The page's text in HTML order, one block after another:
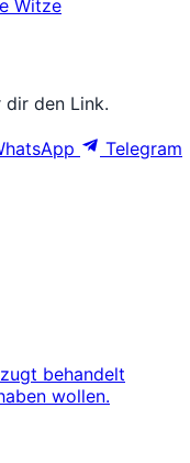
Witze
den Link.
Telegram
behandelt
wollen.